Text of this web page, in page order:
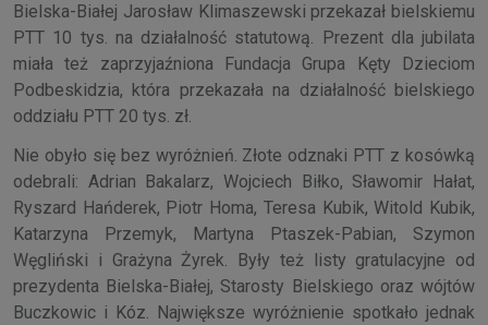
Bielska-Białej Jarosław Klimaszewski przekazał bielskiemu
PTT 10 tys. na działalność statutową. Prezent dla jubilata
miała też zaprzyjaźniona Fundacja Grupa Kęty Dzieciom
Podbeskidzia, która przekazała na działalność bielskiego
oddziału PTT 20 tys. zł.
Nie obyło się bez wyróżnień. Złote odznaki PTT z kosówką
odebrali: Adrian Bakalarz, Wojciech Biłko, Sławomir Hałat,
Ryszard Hańderek, Piotr Homa, Teresa Kubik, Witold Kubik,
Katarzyna Przemyk, Martyna Ptaszek-Pabian, Szymon
Węgliński i Grażyna Żyrek. Były też listy gratulacyjne od
prezydenta Bielska-Białej, Starosty Bielskiego oraz wójtów
Buczkowic i Kóz. Największe wyróżnienie spotkało jednak